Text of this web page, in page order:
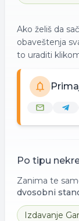
Ako želiš da
obaveštenja
to uraditi
Po tipu
Zanima te
dvosobni
Izdavanje